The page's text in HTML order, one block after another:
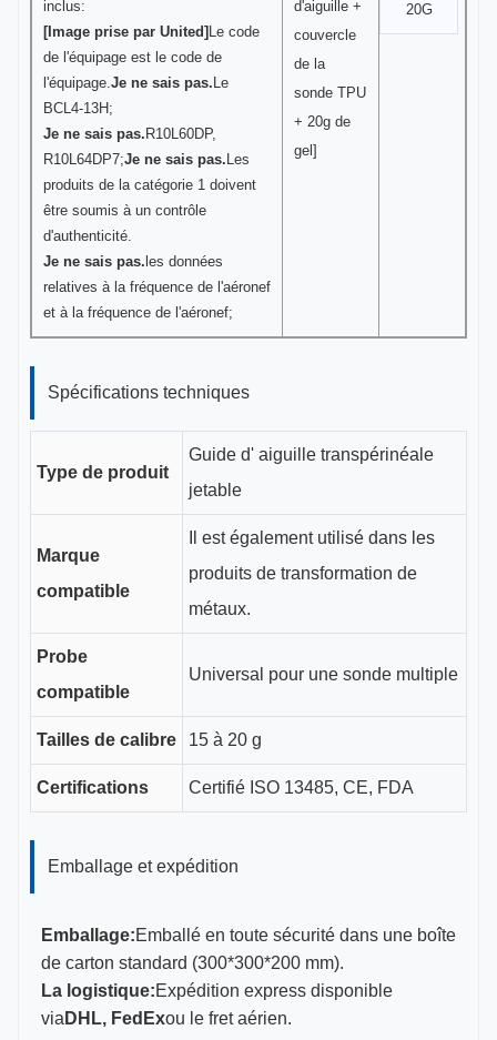
inclus:
[Image prise par United] Le code
de l'équipage est le code de
l'équipage.Je ne sais pas. Le
BCL4-13H;
Je ne sais pas. R10L60DP,
R10L64DP7;Je ne sais pas. Les
produits de la catégorie 1 doivent
être soumis à un contrôle
d'authenticité.
Je ne sais pas. les données
relatives à la fréquence de l'aéronef
et à la fréquence de l'aéronef;
d'aiguille +
couvercle
de la
sonde TPU
+ 20g de
gel]
20G
Spécifications techniques
Type de produit
Guide d' aiguille transpérinéale
jetable
Marque
compatible
Il est également utilisé dans les
produits de transformation de
métaux.
Probe
compatible
Universal pour une sonde multiple
Tailles de calibre 15 à 20 g
Certifications Certifié ISO 13485, CE, FDA
Emballage et expédition
Emballage:Emballé en toute sécurité dans une boîte
de carton standard (300*300*200 mm).
La logistique:Expédition express disponible
via DHL, FedExou le fret aérien.